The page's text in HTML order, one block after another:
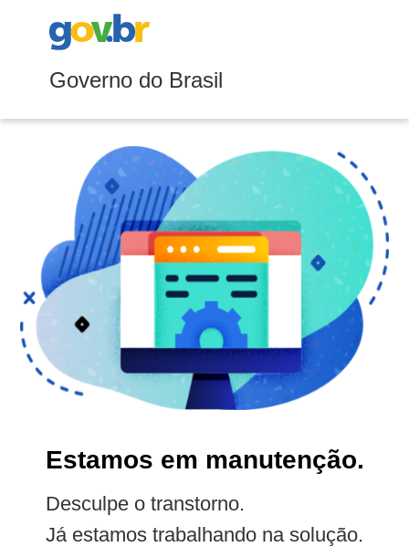
Governo do Brasil
Estamos em manutenção.
Desculpe o transtorno.
Já estamos trabalhando na solução.